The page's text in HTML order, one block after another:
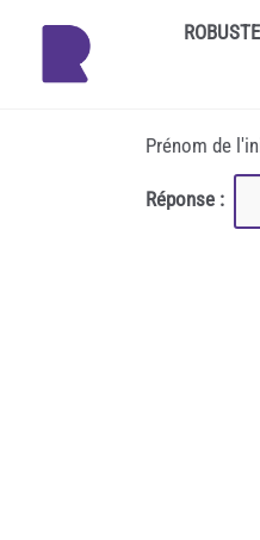
Aller au contenu principal
Prénom de
Réponse :